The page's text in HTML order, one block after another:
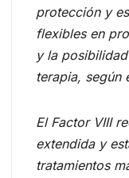
protección y
flexibles en
y la
terapia, según
El Factor VIII
extendida y
tratamientos